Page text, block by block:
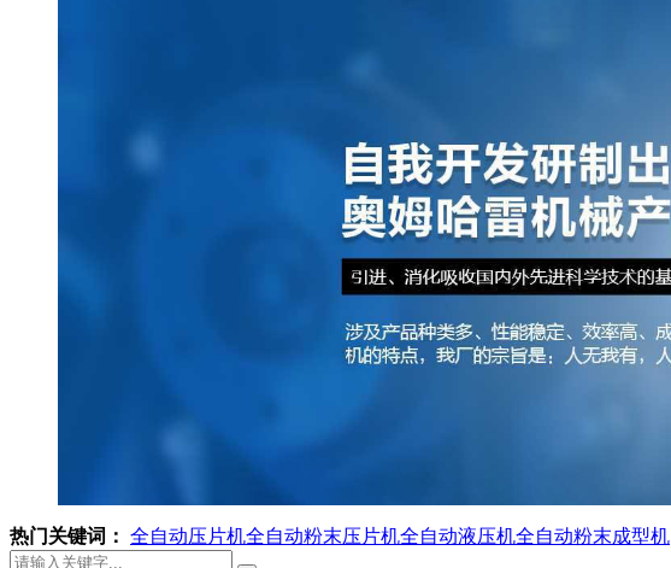
热门关键词： 全自动压片机全自动粉末压片机全自动液压机全自动粉末成型机